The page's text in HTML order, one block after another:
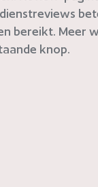
bereikt. Meer
knop.